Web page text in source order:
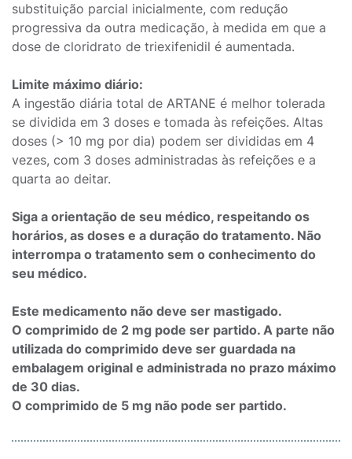
substituição parcial inicialmente, com redução
progressiva da outra medicação, à medida em que a
dose de cloridrato de triexifenidil é aumentada.
Limite máximo diário:
A ingestão diária total de ARTANE é melhor tolerada
se dividida em 3 doses e tomada às refeições. Altas
doses (> 10 mg por dia) podem ser divididas em 4
vezes, com 3 doses administradas às refeições e a
quarta ao deitar.
Siga a orientação de seu médico, respeitando os
horários, as doses e a duração do tratamento. Não
interrompa o tratamento sem o conhecimento do
seu médico.
Este medicamento não deve ser mastigado.
O comprimido de 2 mg pode ser partido. A parte não
utilizada do comprimido deve ser guardada na
embalagem original e administrada no prazo máximo
de 30 dias.
O comprimido de 5 mg não pode ser partido.